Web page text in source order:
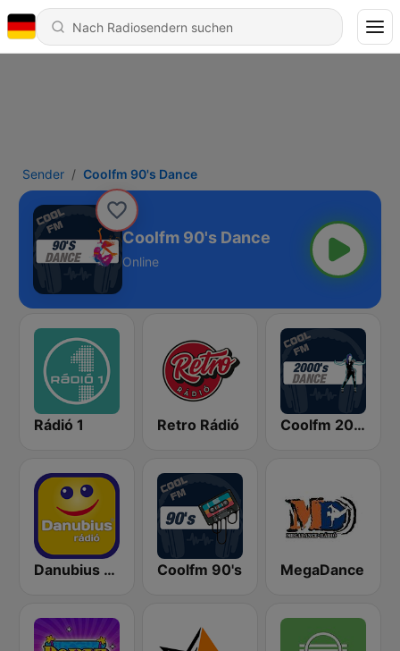
Sender Coolfm 90's Dance
Coolfm 90's Dance
Online
Rádió 1 Retro Rádió Coolfm 2000's Dance
Danubius Rádió Coolfm 90's MegaDance